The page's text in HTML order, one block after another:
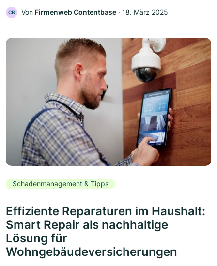
CB Von Firmenweb Contentbase ‧ 18. März 2025
Schadenmanagement & Tipps
Effiziente Reparaturen im Haushalt:
Smart Repair als nachhaltige
Lösung für
Wohngebäudeversicherungen